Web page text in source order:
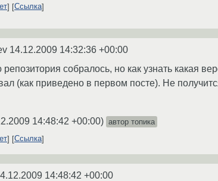
Ссылка
14.12.2009 14:32:36 +00:00
репозитория собралось, но как узнать какая
(как приведено в первом посте). Не
14:48:42 +00:00) автор топика
Ссылка
14:48:42 +00:00